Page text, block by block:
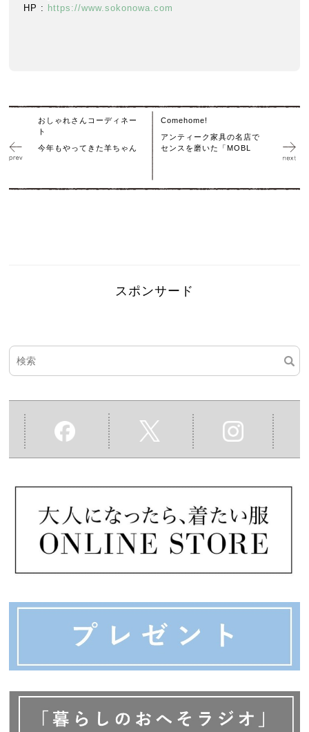
HP : https://www.sokonowa.com
おしゃれさんコーディネー
ト
今年もやってきた羊ちゃん
Comehome!
アンティーク家具の名店で
センスを磨いた「MOBL
スポンサード